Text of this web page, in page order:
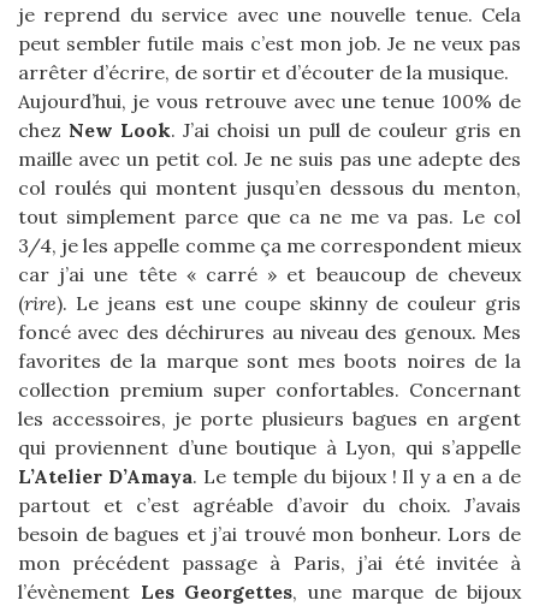
je reprend du service avec une nouvelle tenue. Cela
peut sembler futile mais c’est mon job. Je ne veux pas
arrêter d’écrire, de sortir et d’écouter de la musique.
Aujourd’hui, je vous retrouve avec une tenue 100% de
chez New Look. J’ai choisi un pull de couleur gris en
maille avec un petit col. Je ne suis pas une adepte des
col roulés qui montent jusqu’en dessous du menton,
tout simplement parce que ca ne me va pas. Le col
3/4, je les appelle comme ça me correspondent mieux
car j’ai une tête « carré » et beaucoup de cheveux
(rire). Le jeans est une coupe skinny de couleur gris
foncé avec des déchirures au niveau des genoux. Mes
favorites de la marque sont mes boots noires de la
collection premium super confortables. Concernant
les accessoires, je porte plusieurs bagues en argent
qui proviennent d’une boutique à Lyon, qui s’appelle
L’Atelier D’Amaya. Le temple du bijoux ! Il y a en a de
partout et c’est agréable d’avoir du choix. J’avais
besoin de bagues et j’ai trouvé mon bonheur. Lors de
mon précédent passage à Paris, j’ai été invitée à
l’évènement Les Georgettes, une marque de bijoux